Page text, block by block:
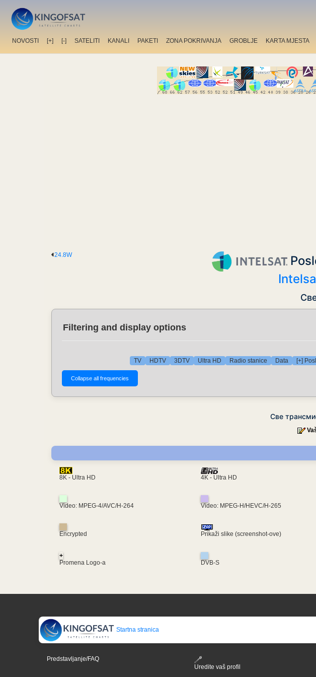
NOVOSTI [+] [-] SATELITI KANALI PAKETI ZONA POKRIVANJA GROBLJE KARTA MJESTA
24.8W
Filtering and display options
TV HDTV 3DTV Ultra HD Radio stanice Data [+]
Све
8K - Ultra HD 4K - Ultra HD
Video: MPEG-4/AVC/H-264 Video: MPEG-H/HEVC/H-265
Encrypted Prikaži slike (screenshot-ove)
+
Promena Logo-a
DVB-S
Startna stranica
Predstavljanje/FAQ
Uredite vaš profil